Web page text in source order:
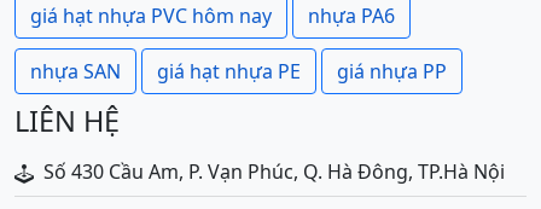
giá hạt nhựa PVC hôm nay nhựa PA6
nhựa SAN giá hạt nhựa PE giá nhựa PP
LIÊN HỆ
Số 430 Cầu Am, P. Vạn Phúc, Q. Hà Đông, TP.Hà Nội